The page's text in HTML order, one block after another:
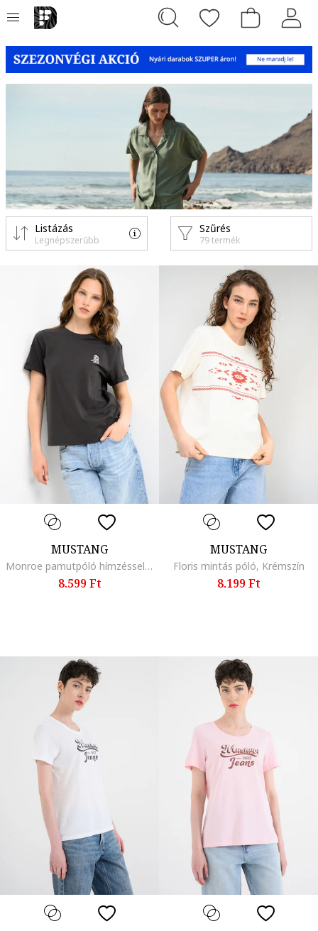
Szűrés
79 termék
Listázás
Legnépszerűbb
MUSTANG
Monroe pamutpóló hímzéssel, Szénfekete
8.599 Ft
MUSTANG
Floris mintás póló, Krémszín
8.199 Ft